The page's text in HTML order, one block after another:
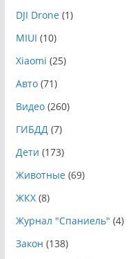
DJI Drone(1)
MIUI (10)
Xiaomi (25)
Авто(71)
Видео(260)
ГИБДД(7)
Дети (173)
Животные(69)
ЖКХ(8)
Журнал "Спаниель" (4)
Закон (138)